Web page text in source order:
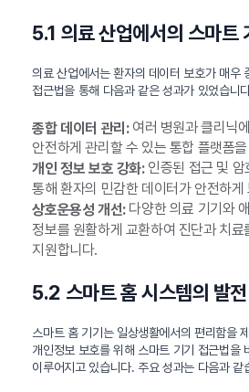
5.1 의료 산업에서의 스마트
의료 산업에서는 환자의 데이터 보호가 매우
접근법을 통해 다음과 같은 성과가 있었습니
종합 데이터 관리:여러 병원과 클리닉
안전하게 관리할 수 있는 통합 플랫폼
개인 정보 보호 강화:인증된 접근 및 암
통해 환자의 민감한 데이터가 안전하게
상호운용성 개선:다양한 의료 기기와
정보를 원활하게 교환하여 진단과 치료
지원합니다.
5.2 스마트 홈 시스템의 발전
스마트 홈 기기는 일상생활에서의 편리함을
개인정보 보호를 위해 스마트 기기 접근법을
이루어지고 있습니다. 주요 성과는 다음과 같